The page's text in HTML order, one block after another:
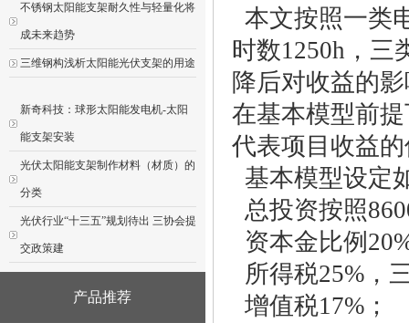
不锈钢太阳能支架耐久性与轻量化将
成未来趋势
三维钢构浅析太阳能光伏支架的用途
新奇科技：球形太阳能发电机-太阳
能支架安装
光伏太阳能支架制作材料（材质）的
分类
光伏行业“十三五”规划待出 三协会提
交政策建
产品推荐
本文按照一类
时数1250h，三
降后对收益的
在基本模型前
代表项目收益
基本模型设定
总投资按照
资本金比例
所得税25%，
增值税17%；